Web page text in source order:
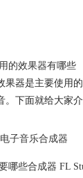
的效果器有哪些
器是主要使用
下面就给大家
电子音乐合成器
哪些合成器 FL